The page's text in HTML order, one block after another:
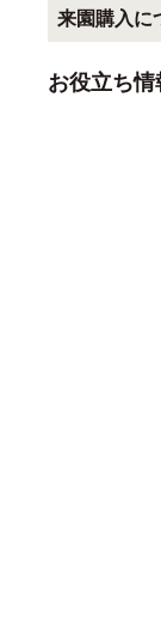
来園購入に
お役立ち情